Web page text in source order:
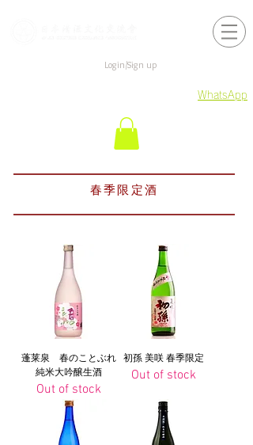
Login/Sign up
WhatsApp
春季限定酒
蓬莱泉 春のことぶれ
純米大吟醸生酒
Out of stock
初孫 美咲 春季限定
Out of stock